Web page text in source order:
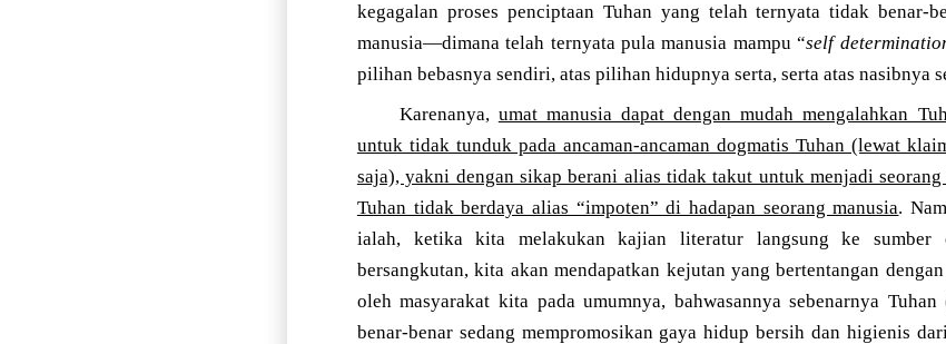
kegagalan proses penciptaan Tuhan yang telah ternyata tidak benar-
manusia—dimana telah ternyata pula manusia mampu “self
pilihan bebasnya sendiri, atas pilihan hidupnya serta, serta atas nasibnya
Karenanya, umat manusia dapat dengan mudah mengalahkan
untuk tidak tunduk pada ancaman-ancaman dogmatis Tuhan (lewat
saja), yakni dengan sikap berani alias tidak takut untuk menjadi
Tuhan tidak berdaya alias “impoten” di hadapan seorang manusia.
ialah, ketika kita melakukan kajian literatur langsung ke sumber
bersangkutan, kita akan mendapatkan kejutan yang bertentangan
oleh masyarakat kita pada umumnya, bahwasannya sebenarnya
benar-benar sedang mempromosikan gaya hidup bersih dan higienis